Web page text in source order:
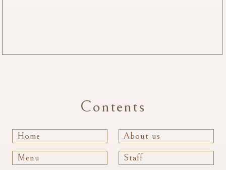
Contents
Home About us
Menu Staff